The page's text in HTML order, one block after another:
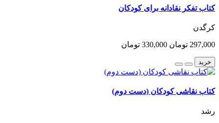
کتاب تفکر نقادانه برای کودکان
کرگدن
297,000 تومان 330,000 تومان
خرید
کتاب نقاشی کودکان (دست دوم)
رشد